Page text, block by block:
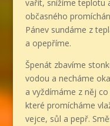
vařit, snížíme teplotu
občasného
Pánev sundáme z
a opepříme.
Špenát zbavíme
vodou a necháme
a vyždímáme z něj
které promícháme
vejce, sůl a pepř.